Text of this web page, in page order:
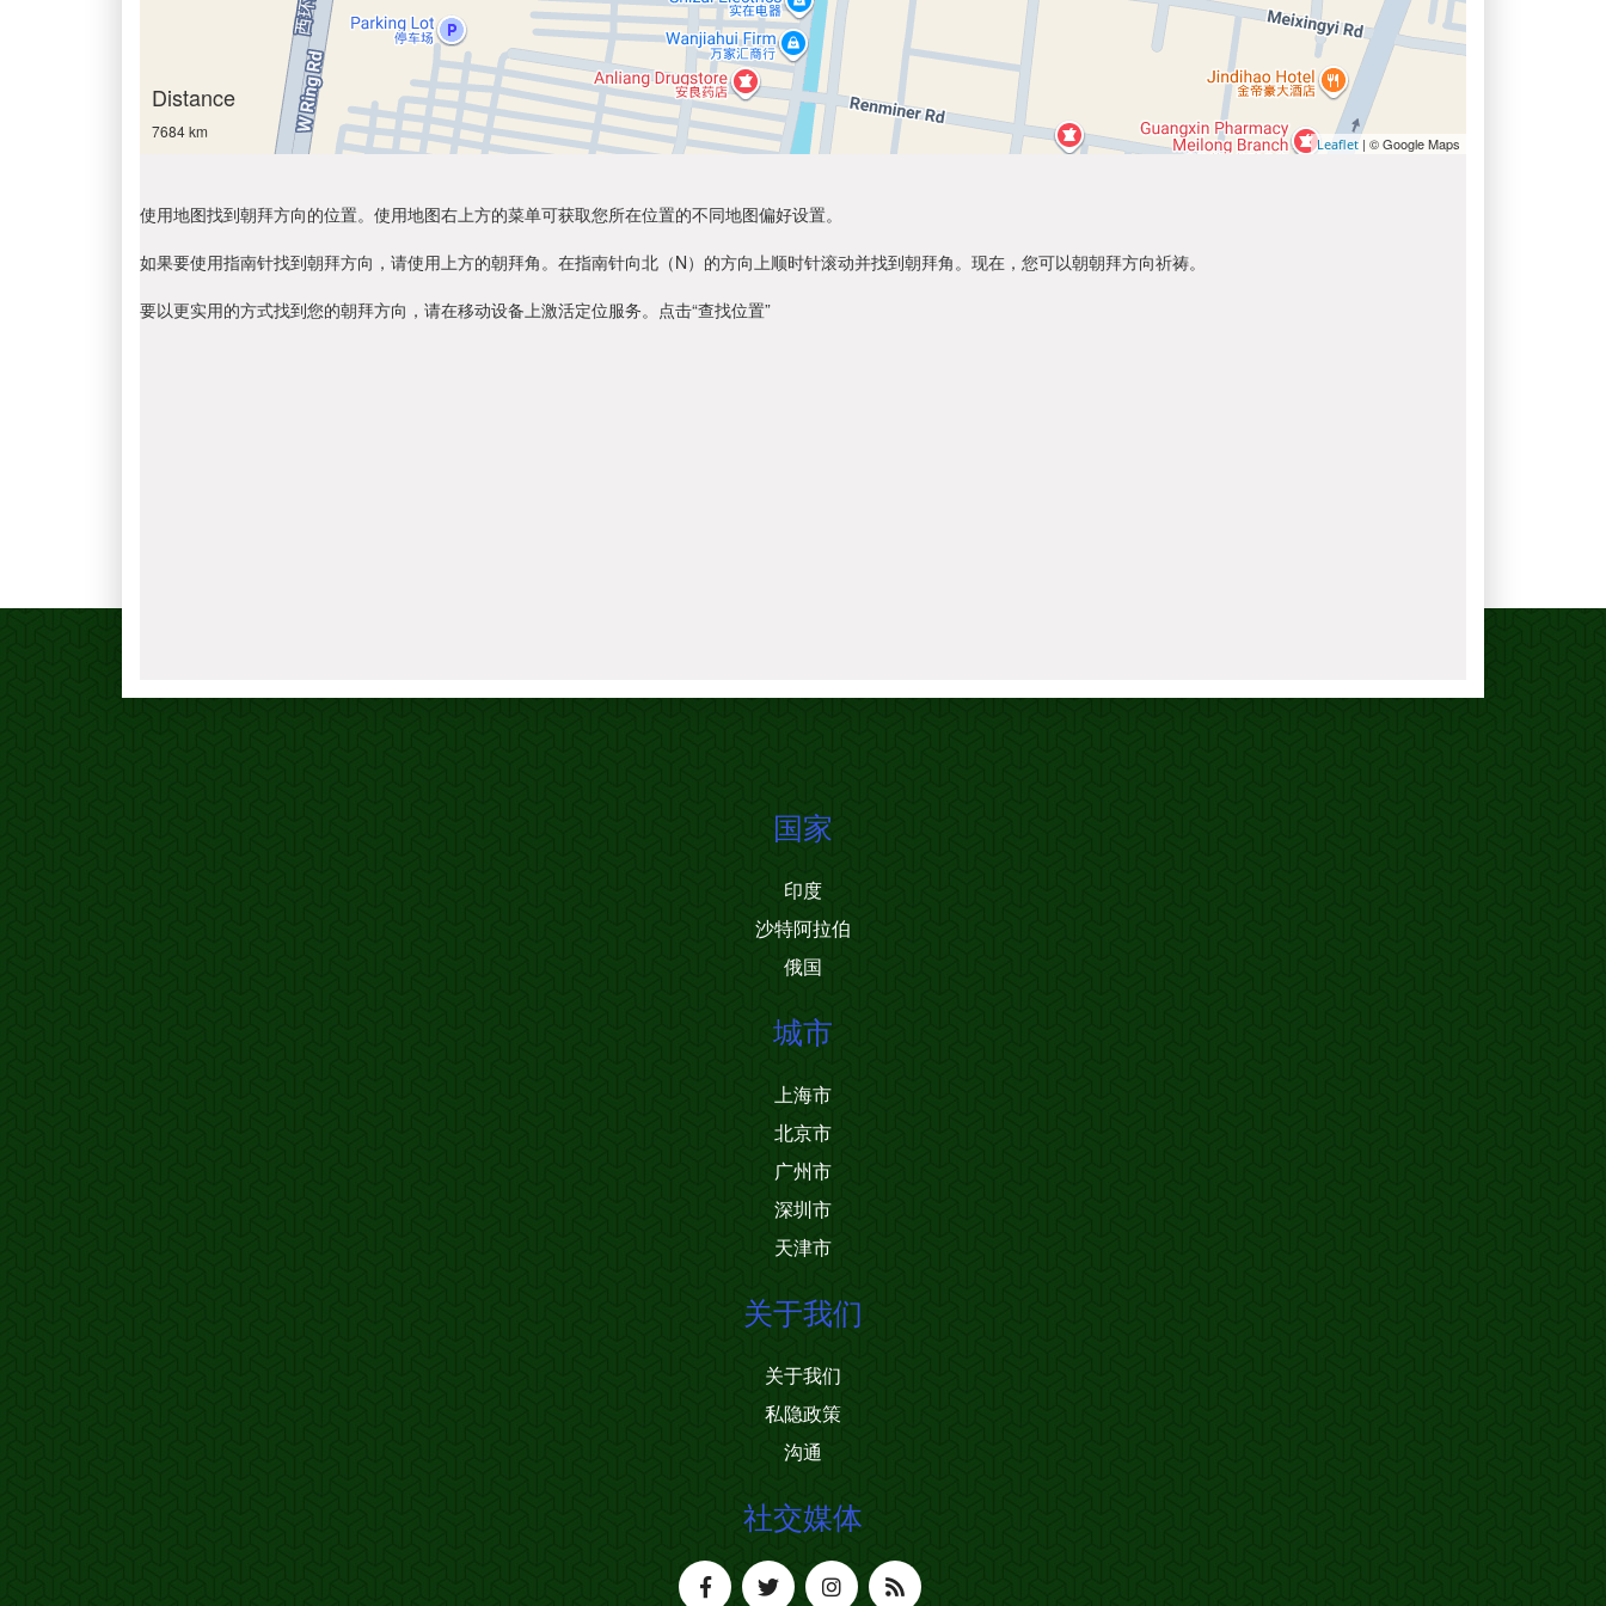
Distance
7684 km
Leaflet | © Google Maps
使用地图找到朝拜方向的位置。使用地图右上方的菜单可获取您所在位置的不同地图偏好设置。
如果要使用指南针找到朝拜方向，请使用上方的朝拜角。在指南针向北（N）的方向上顺时针滚动并找到朝拜角。现在，您可以朝朝拜方向祈祷。
要以更实用的方式找到您的朝拜方向，请在移动设备上激活定位服务。点击“查找位置”
国家
印度
沙特阿拉伯
俄国
城市
上海市
北京市
广州市
深圳市
天津市
关于我们
关于我们
私隐政策
沟通
社交媒体